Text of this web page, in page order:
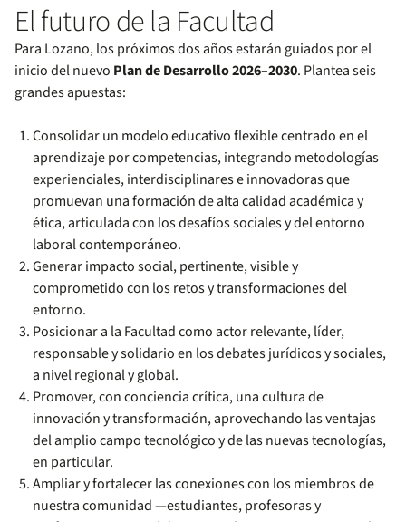
El futuro de la Facultad
Para Lozano, los próximos dos años estarán guiados por el
inicio del nuevo Plan de Desarrollo 2026–2030. Plantea seis
grandes apuestas:
Consolidar un modelo educativo flexible centrado en el
aprendizaje por competencias, integrando metodologías
experienciales, interdisciplinares e innovadoras que
promuevan una formación de alta calidad académica y
ética, articulada con los desafíos sociales y del entorno
laboral contemporáneo.
Generar impacto social, pertinente, visible y
comprometido con los retos y transformaciones del
entorno.
Posicionar a la Facultad como actor relevante, líder,
responsable y solidario en los debates jurídicos y sociales,
a nivel regional y global.
Promover, con conciencia crítica, una cultura de
innovación y transformación, aprovechando las ventajas
del amplio campo tecnológico y de las nuevas tecnologías,
en particular.
Ampliar y fortalecer las conexiones con los miembros de
nuestra comunidad —estudiantes, profesoras y